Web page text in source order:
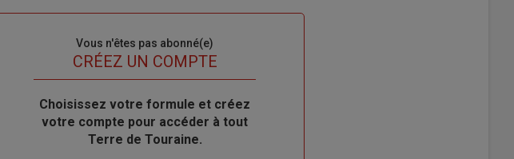
Vous n'êtes pas abonné(e)
TITRECRÉEZ UN COMPTE
Body
Choisissez votre formule et créez
votre compte pour accéder à tout
Terre de Touraine.